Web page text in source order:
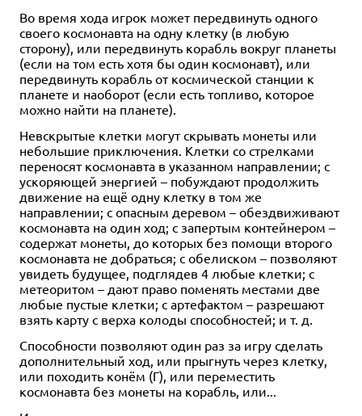
Во время хода игрок может передвинуть одного
своего космонавта на одну клетку (в любую
сторону), или передвинуть корабль вокруг планеты
(если на том есть хотя бы один космонавт), или
передвинуть корабль от космической станции к
планете и наоборот (если есть топливо, которое
можно найти на планете).
Невскрытые клетки могут скрывать монеты или
небольшие приключения. Клетки со стрелками
переносят космонавта в указанном направлении; с
ускоряющей энергией – побуждают продолжить
движение на ещё одну клетку в том же
направлении; с опасным деревом – обездвиживают
космонавта на один ход; с запертым контейнером –
содержат монеты, до которых без помощи второго
космонавта не добраться; с обелиском – позволяют
увидеть будущее, подглядев 4 любые клетки; с
метеоритом – дают право поменять местами две
любые пустые клетки; с артефактом – разрешают
взять карту с верха колоды способностей; и т. д.
Способности позволяют один раз за игру сделать
дополнительный ход, или прыгнуть через клетку,
или походить конём (Г), или переместить
космонавта без монеты на корабль, или...